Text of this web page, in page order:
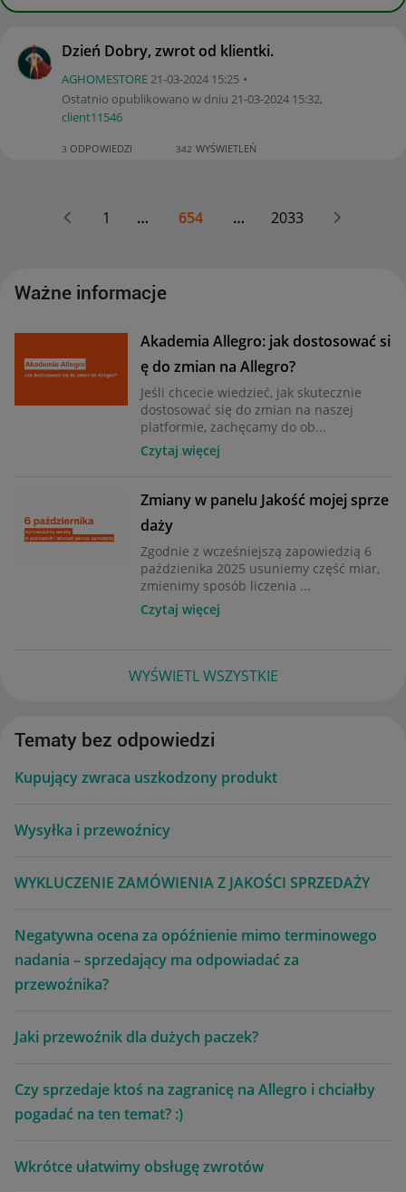
Dzień Dobry, zwrot od klientki.
AGHOMESTORE‎21-03-2024 15:25
Ostatnio opublikowano w dniu ‎21-03-2024 15:32,
client11546
3 ODPOWIEDZI 342 WYŚWIETLEŃ
1 … 654 … 2033
Ważne informacje
Akademia Allegro: jak dostosować si
ę do zmian na Allegro?
Jeśli chcecie wiedzieć, jak skutecznie
dostosować się do zmian na naszej
platformie, zachęcamy do ob...
Czytaj więcej
Zmiany w panelu Jakość mojej sprze
daży
Zgodnie z wcześniejszą zapowiedzią 6
paździenika 2025 usuniemy część miar,
zmienimy sposób liczenia ...
Czytaj więcej
WYŚWIETL WSZYSTKIE
Tematy bez odpowiedzi
Kupujący zwraca uszkodzony produkt
Wysyłka i przewoźnicy
WYKLUCZENIE ZAMÓWIENIA Z JAKOŚCI SPRZEDAŻY
Negatywna ocena za opóźnienie mimo terminowego
nadania – sprzedający ma odpowiadać za
przewoźnika?
Jaki przewoźnik dla dużych paczek?
Czy sprzedaje ktoś na zagranicę na Allegro i chciałby
pogadać na ten temat? :)
Wkrótce ułatwimy obsługę zwrotów